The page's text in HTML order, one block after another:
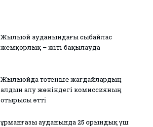
Жылыой ауданындағы сыбайлас
жемқорлық – жіті бақылауда
Жылыойда төтенше жағдайлардың
алдын алу жөніндегі комиссияның
отырысы өтті
Құрманғазы ауданында 25 орындық үш